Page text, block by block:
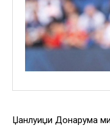
Џанлуиџи Донарума